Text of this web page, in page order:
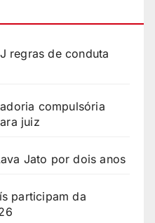
regras de conduta
compulsória
juiz
Jato por dois anos
participam da